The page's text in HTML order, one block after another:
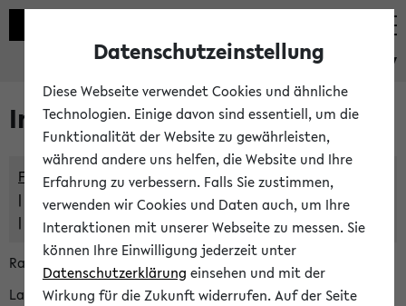
eKVV
Im eKVV verwaltete Räume
Freie Räume und Veranstaltungsüberschneidungen
Raumüberschneidungen
Hinweise der zentralen Raumvergabe
Raumanfragen:
raumvergabe@uni-bielefeld.de
Lassen Sie sich alle Räume anzeigen oder suchen Sie nach
Datenschutzeinstellung
Diese Webseite verwendet Cookies und ähnliche
Technologien. Einige davon sind essentiell, um die
Funktionalität der Website zu gewährleisten,
während andere uns helfen, die Website und Ihre
Erfahrung zu verbessern. Falls Sie zustimmen,
verwenden wir Cookies und Daten auch, um Ihre
Interaktionen mit unserer Webseite zu messen. Sie
können Ihre Einwilligung jederzeit unter
Datenschutzerklärung einsehen und mit der
Wirkung für die Zukunft widerrufen. Auf der Seite